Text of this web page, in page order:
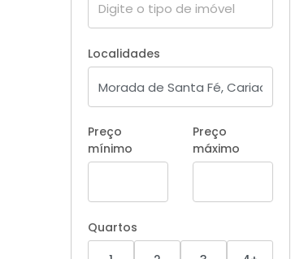
Localidades
Preço
mínimo
Preço
máximo
Quartos